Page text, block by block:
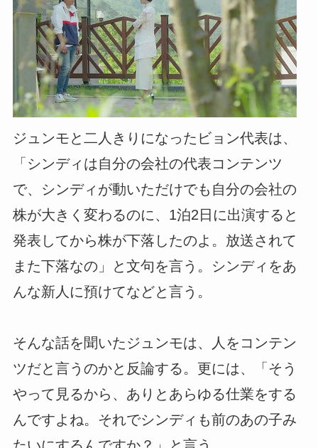
ジュンモと二人きりになったビョン代表は、
「シンディは自分の会社の代表コンテンツ
で、シンディが動いただけでも自分の会社の
株が大きく変わるのに、1泊2日に出演すると
発表してから株が下落したのよ。放送されて
また下落なの」と文句を言う。シンディをあ
んな新人に預けてなどと言う。
そんな話を聞いたジュンモは、人をコンテン
ツだと言うのかと反論する。更には、「そう
やって見るから、ありとあらゆる仕業をする
んですよね。それでシンディも前のあの子み